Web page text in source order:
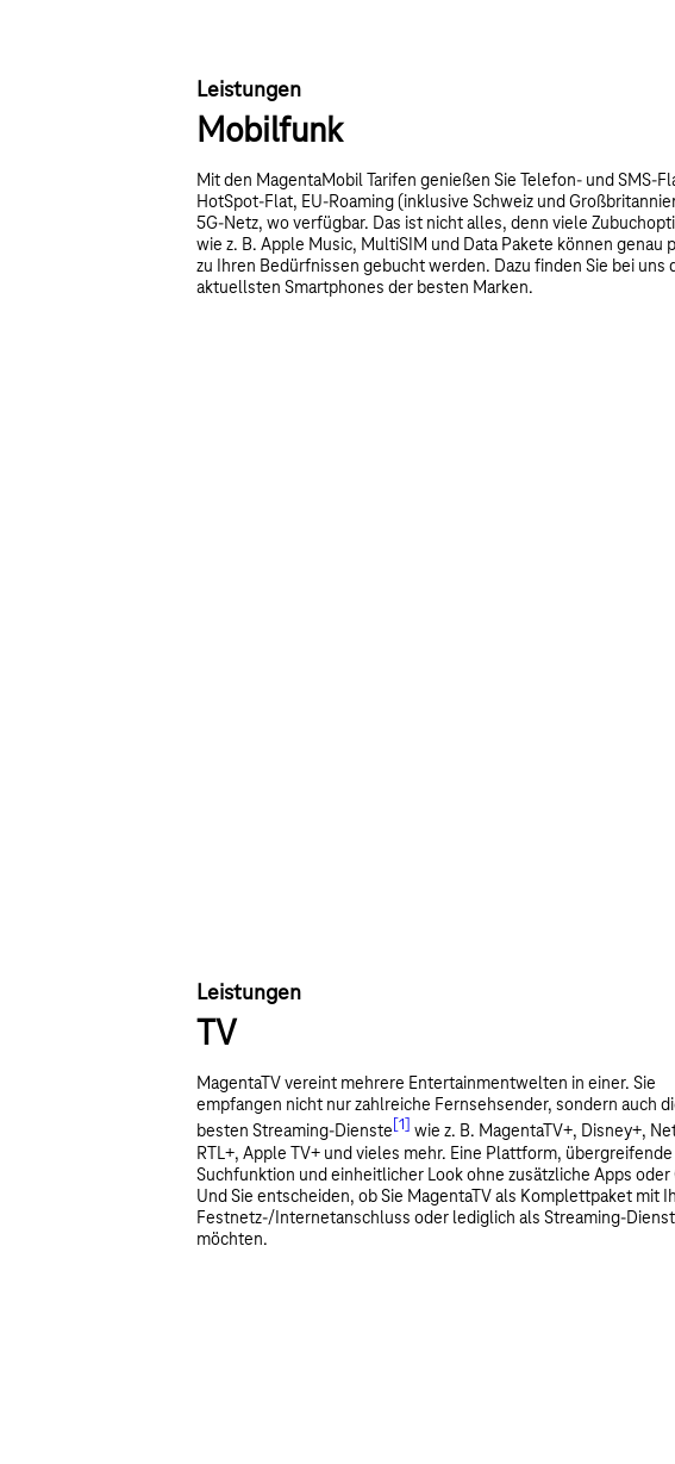
Leistungen
Mobilfunk
Mit den MagentaMobil Tarifen genießen Sie Telefon- und SMS-
HotSpot-Flat, EU-Roaming (inklusive Schweiz und
5G-Netz, wo verfügbar. Das ist nicht alles, denn viele
wie z. B. Apple Music, MultiSIM und Data Pakete können genau
zu Ihren Bedürfnissen gebucht werden. Dazu finden Sie bei uns
aktuellsten Smartphones der besten Marken.
Leistungen
TV
MagentaTV vereint mehrere Entertainmentwelten in einer. Sie
empfangen nicht nur zahlreiche Fernsehsender, sondern auch
besten Streaming-Dienste [1]
wie z. B. MagentaTV+, Disney+,
RTL+, Apple TV+ und vieles mehr. Eine Plattform, übergreifende
Suchfunktion und einheitlicher Look ohne zusätzliche Apps oder
Und Sie entscheiden, ob Sie MagentaTV als Komplettpaket mit
Festnetz-/Internetanschluss oder lediglich als Streaming-
möchten.